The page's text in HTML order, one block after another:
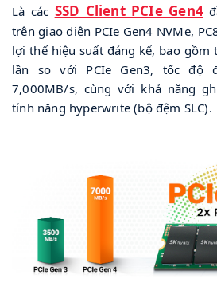
Là các SSD Client PCIe Gen4
trên giao diện PCIe Gen4 NVMe,
lợi thế hiệu suất đáng kể, bao gồm
lần so với PCIe Gen3, tốc độ
7,000MB/s, cùng với khả năng
tính năng hyperwrite (bộ đệm SLC).